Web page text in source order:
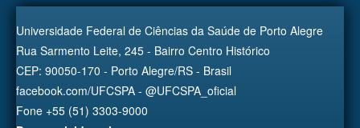
Universidade Federal de Ciências da Saúde de Porto Alegre
Rua Sarmento Leite, 245 - Bairro Centro Histórico
CEP: 90050-170 - Porto Alegre/RS - Brasil
facebook.com/UFCSPA - @UFCSPA_oficial
Fone +55 (51) 3303-9000